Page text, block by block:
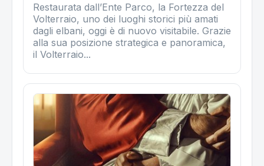
Restaurata dall’Ente Parco, la Fortezza del
Volterraio, uno dei luoghi storici più amati
dagli elbani, oggi è di nuovo visitabile. Grazie
alla sua posizione strategica e panoramica,
il Volterraio...